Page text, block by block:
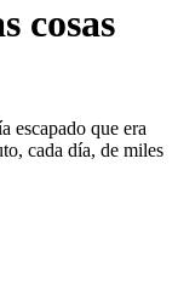
cosas
escapado que era
cada día, de miles